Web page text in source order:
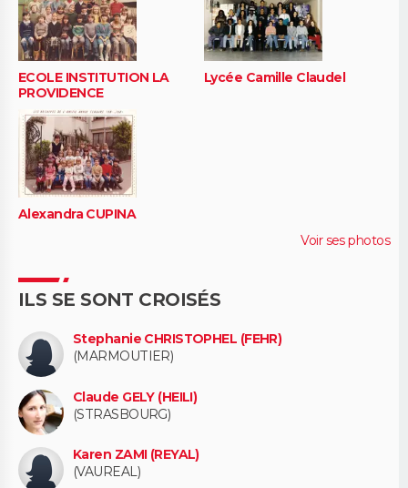
ECOLE INSTITUTION LA
PROVIDENCE
Lycée Camille Claudel
Alexandra CUPINA
Voir ses photos
ILS SE SONT CROISÉS
Stephanie CHRISTOPHEL (FEHR)
(MARMOUTIER)
Claude GELY (HEILI)
(STRASBOURG)
Karen ZAMI (REYAL)
(VAUREAL)